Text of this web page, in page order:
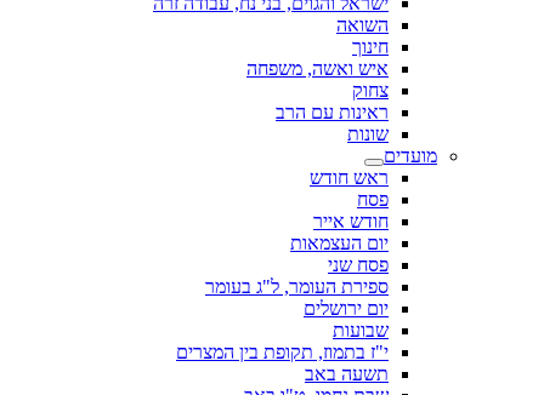
השואה
חינוך
איש ואשה, משפחה
צחוק
ראינות עם הרב
שונות
מועדים
ראש חודש
פסח
חודש אייר
יום העצמאות
פסח שני
ספירת העומר, ל"ג בעומר
יום ירושלים
שבועות
י"ז בתמוז, תקופת בין המצרים
תשעה באב